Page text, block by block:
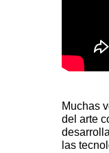
Muchas
del arte
las